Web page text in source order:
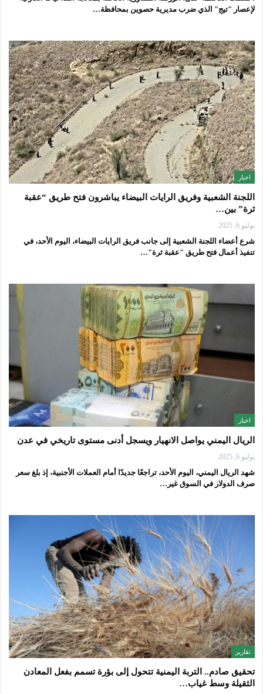
لإعصار "تيج" الذي ضرب مديرية حصوين بمحافظة…
اخبار
اللجنة الشعبية وفريق الرايات البيضاء يباشرون فتح طريق “عقبة
ثرة” بين…
يوليو 6, 2025
شرع أعضاء اللجنة الشعبية إلى جانب فريق الرايات البيضاء، اليوم الأحد، في
تنفيذ أعمال فتح طريق "عقبة ثرة"…
اخبار
الريال اليمني يواصل الانهيار ويسجل أدنى مستوى تاريخي في عدن
يوليو 6, 2025
شهد الريال اليمني، اليوم الأحد، تراجعًا جديدًا أمام العملات الأجنبية، إذ بلغ سعر
صرف الدولار في السوق غير…
تقارير
تحقيق صادم.. التربة اليمنية تتحول إلى بؤرة تسمم بفعل المعادن
الثقيلة وسط غياب…